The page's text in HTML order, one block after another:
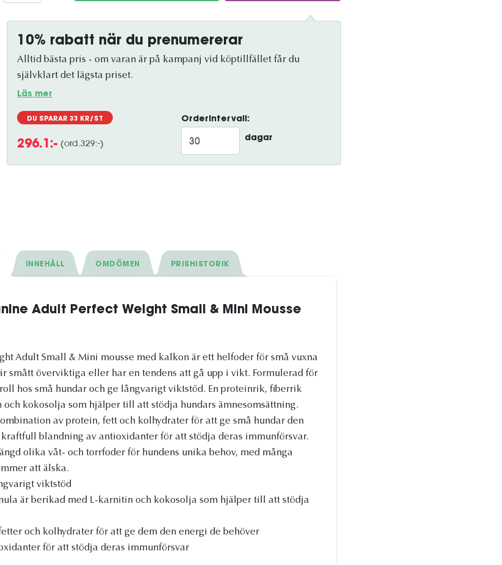
10% rabatt när du prenumererar
Alltid bästa pris - om varan är på kampanj vid köptillfället får du
självklart det lägsta priset.
Läs mer
DU SPARAR 33 KR/ST
296.1 :- (ord.329:-)
Orderintervall:
dagar
INNEHÅLL OMDÖMEN PRISHISTORIK
Adult Perfect Weight Small & Mini Mousse
Adult Small & Mini mousse med kalkon är ett helfoder för små vuxna
smått överviktiga eller har en tendens att gå upp i vikt. Formulerad för
hos små hundar och ge långvarigt viktstöd. En proteinrik, fiberrik
kokosolja som hjälper till att stödja hundars ämnesomsättning.
av protein, fett och kolhydrater för att ge små hundar den
blandning av antioxidanter för att stödja deras immunförsvar.
olika våt- och torrfoder för hundens unika behov, med många
att älska.
viktstöd
är berikad med L-karnitin och kokosolja som hjälper till att stödja
och kolhydrater för att ge dem den energi de behöver
för att stödja deras immunförsvar